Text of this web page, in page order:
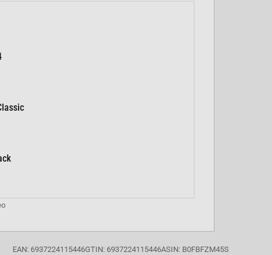
EAN: 6937224115446GTIN: 6937224115446ASIN: B0FBFZM45S